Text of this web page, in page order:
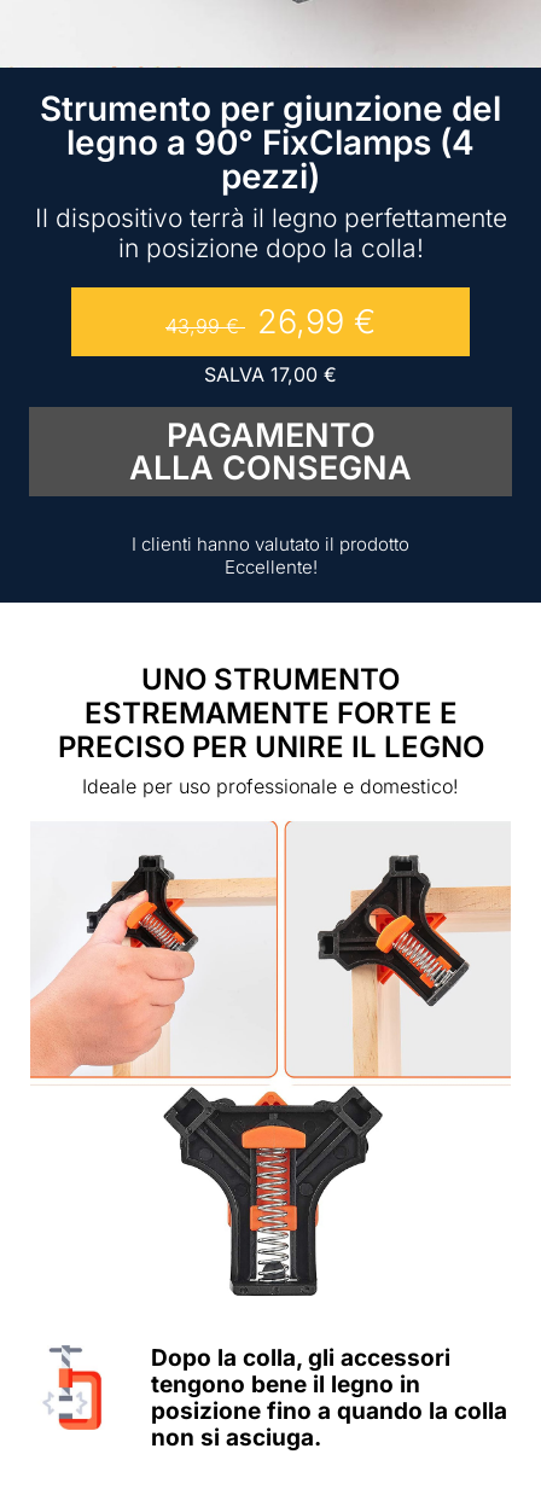
Strumento per giunzione del
legno a 90° FixClamps (4
pezzi)
Il dispositivo terrà il legno perfettamente
in posizione dopo la colla!
43,99€ 26,99 €
SALVA 17,00 €
PAGAMENTO
ALLA CONSEGNA
I clienti hanno valutato il prodotto
Eccellente!
UNO STRUMENTO
ESTREMAMENTE FORTE E
PRECISO PER UNIRE IL LEGNO
Ideale per uso professionale e domestico!
Dopo la colla, gli accessori
tengono bene il legno in
posizione fino a quando la colla
non si asciuga.